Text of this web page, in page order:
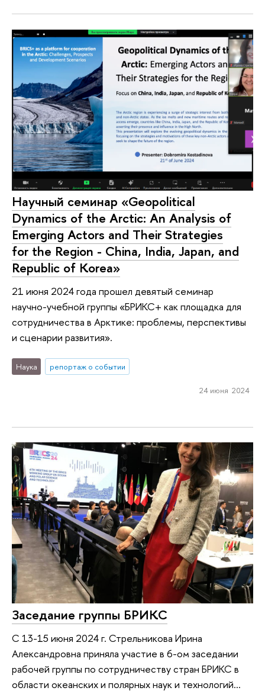
Научный семинар «Geopolitical
Dynamics of the Arctic: An Analysis of
Emerging Actors and Their Strategies
for the Region - China, India, Japan, and
Republic of Korea»
21 июня 2024 года прошел девятый семинар
научно-учебной группы «БРИКС+ как площадка для
сотрудничества в Арктике: проблемы, перспективы
и сценарии развития».
Наука репортаж о событии
24 июня 2024
Заседание группы БРИКС
С 13-15 июня 2024 г. Стрельникова Ирина
Александровна приняла участие в 6-ом заседании
рабочей группы по сотрудничеству стран БРИКС в
области океанских и полярных наук и технологий...